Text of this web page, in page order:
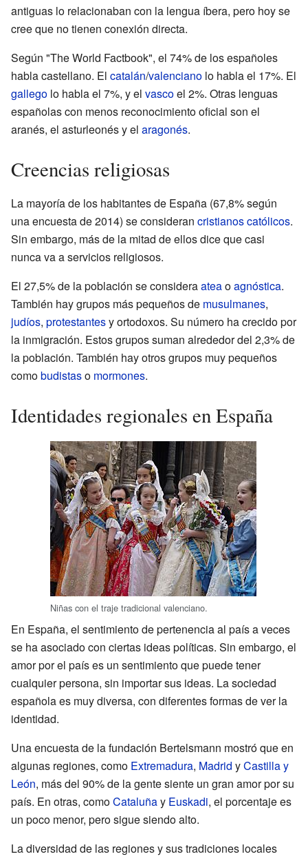
antiguas lo relacionaban con la lengua íbera, pero hoy se
cree que no tienen conexión directa.
Según "The World Factbook", el 74% de los españoles
habla castellano. El catalán/valenciano lo habla el 17%. El
gallego lo habla el 7%, y el vascoel 2%. Otras lenguas
españolas con menos reconocimiento oficial son el
aranés, el asturleonés y el aragonés.
Creencias religiosas
La mayoría de los habitantes de España (67,8% según
una encuesta de 2014) se consideran cristianoscatólicos.
Sin embargo, más de la mitad de ellos dice que casi
nunca va a servicios religiosos.
El 27,5% de la población se consideraateaoagnóstica.
También hay grupos más pequeños de musulmanes,
judíos, protestantesy ortodoxos. Su número ha crecido por
la inmigración. Estos grupos suman alrededor del 2,3% de
la población. También hay otros grupos muy pequeños
comobudistaso mormones.
Identidades regionales en España
Niñas con el traje tradicional valenciano.
En España, el sentimiento de pertenencia al país a veces
se ha asociado con ciertas ideas políticas. Sin embargo, el
amor por el país es un sentimiento que puede tener
cualquier persona, sin importar sus ideas. La sociedad
española es muy diversa, con diferentes formas de ver la
identidad.
Una encuesta de la fundación Bertelsmann mostró que en
algunas regiones, como Extremadura, Madrid yCastilla y
León, más del 90% de la gente siente un gran amor por su
país. En otras, comoCataluñay Euskadi, el porcentaje es
un poco menor, pero sigue siendo alto.
La diversidad de las regiones y sus tradiciones locales